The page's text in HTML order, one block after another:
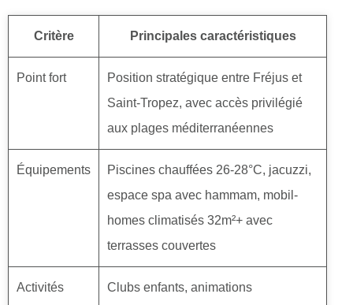
Critère Principales caractéristiques
Point fort
Position stratégique entre Fréjus et
Saint-Tropez, avec accès privilégié
aux plages méditerranéennes
Équipements
Piscines chauffées 26-28°C, jacuzzi,
espace spa avec hammam, mobil-
homes climatisés 32m²+ avec
terrasses couvertes
Activités
Clubs enfants, animations